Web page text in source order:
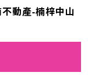
動產-楠梓中山